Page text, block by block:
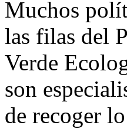
Muchos
las filas del
Verde
son
de recoger